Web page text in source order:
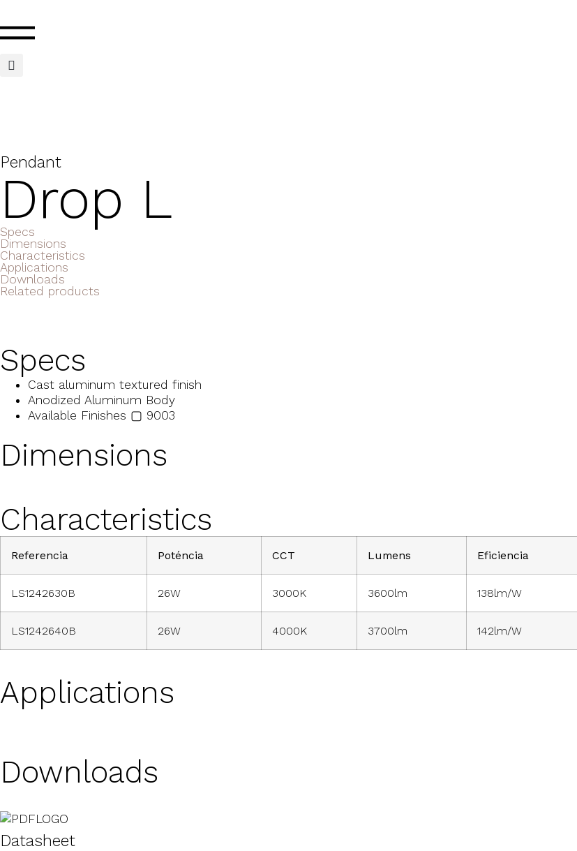
Pendant
Drop L
Specs
Dimensions
Characteristics
Applications
Downloads
Related products
Specs
Cast aluminum textured finish
Anodized Aluminum Body
Available Finishes ▢ 9003
Dimensions
Characteristics
Referencia Poténcia CCT Lumens Eficiencia
LS1242630B 26W 3000K 3600lm 138lm/W
LS1242640B 26W 4000K 3700lm 142lm/W
Applications
Downloads
Datasheet